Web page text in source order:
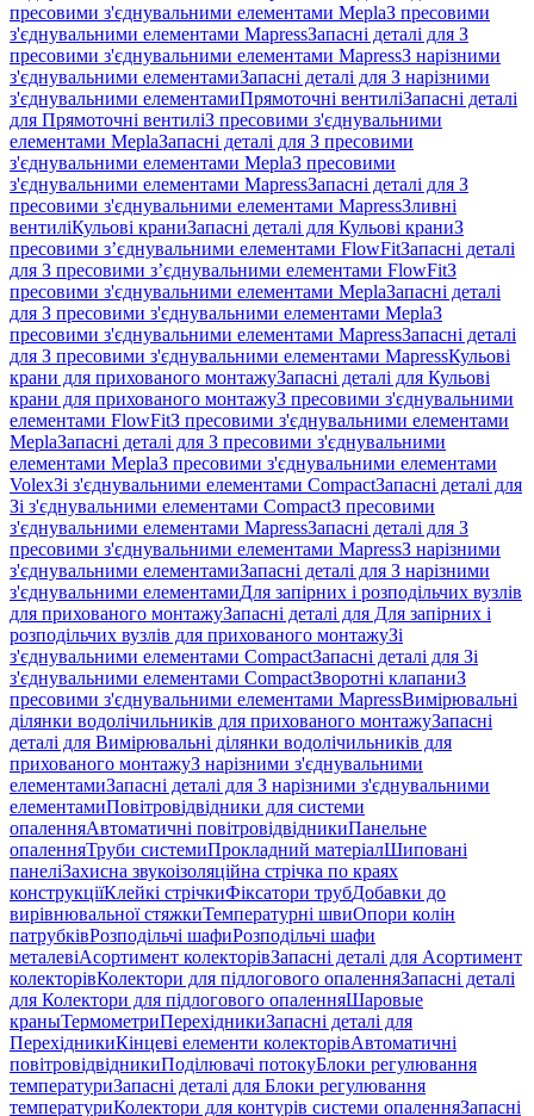
пресовими з'єднувальними елементами MeplaЗ пресовими
з'єднувальними елементами MapressЗапасні деталі для З
пресовими з'єднувальними елементами MapressЗ нарізними
з'єднувальними елементамиЗапасні деталі для З нарізними
з'єднувальними елементамиПрямоточні вентиліЗапасні деталі
для Прямоточні вентиліЗ пресовими з'єднувальними
елементами MeplaЗапасні деталі для З пресовими
з'єднувальними елементами MeplaЗ пресовими
з'єднувальними елементами MapressЗапасні деталі для З
пресовими з'єднувальними елементами MapressЗливні
вентиліКульові краниЗапасні деталі для Кульові краниЗ
пресовими з’єднувальними елементами FlowFitЗапасні деталі
для З пресовими з’єднувальними елементами FlowFitЗ
пресовими з'єднувальними елементами MeplaЗапасні деталі
для З пресовими з'єднувальними елементами MeplaЗ
пресовими з'єднувальними елементами MapressЗапасні деталі
для З пресовими з'єднувальними елементами MapressКульові
крани для прихованого монтажуЗапасні деталі для Кульові
крани для прихованого монтажуЗ пресовими з'єднувальними
елементами FlowFitЗ пресовими з'єднувальними елементами
MeplaЗапасні деталі для З пресовими з'єднувальними
елементами MeplaЗ пресовими з'єднувальними елементами
VolexЗі з'єднувальними елементами CompactЗапасні деталі для
Зі з'єднувальними елементами CompactЗ пресовими
з'єднувальними елементами MapressЗапасні деталі для З
пресовими з'єднувальними елементами MapressЗ нарізними
з'єднувальними елементамиЗапасні деталі для З нарізними
з'єднувальними елементамиДля запірних і розподільчих вузлів
для прихованого монтажуЗапасні деталі для Для запірних і
розподільчих вузлів для прихованого монтажуЗі
з'єднувальними елементами CompactЗапасні деталі для Зі
з'єднувальними елементами CompactЗворотні клапаниЗ
пресовими з'єднувальними елементами MapressВимірювальні
ділянки водолічильників для прихованого монтажуЗапасні
деталі для Вимірювальні ділянки водолічильників для
прихованого монтажуЗ нарізними з'єднувальними
елементамиЗапасні деталі для З нарізними з'єднувальними
елементамиПовітровідвідники для системи
опаленняАвтоматичні повітровідвідникиПанельне
опаленняТруби системиПрокладний матеріалШиповані
панеліЗахисна звукоізоляційна стрічка по краях
конструкціїКлейкі стрічкиФіксатори трубДобавки до
вирівнювальної стяжкиТемпературні швиОпори колін
патрубківРозподільчі шафиРозподільчі шафи
металевіАсортимент колекторівЗапасні деталі для Асортимент
колекторівКолектори для підлогового опаленняЗапасні деталі
для Колектори для підлогового опаленняШаровые
краныТермометриПерехідникиЗапасні деталі для
ПерехідникиКінцеві елементи колекторівАвтоматичні
повітровідвідникиПоділювачі потокуБлоки регулювання
температуриЗапасні деталі для Блоки регулювання
температуриКолектори для контурів системи опаленняЗапасні